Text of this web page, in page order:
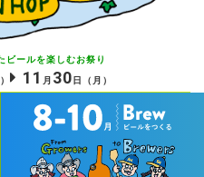
ビールを楽しむお祭り
11 月 30 日 （月）